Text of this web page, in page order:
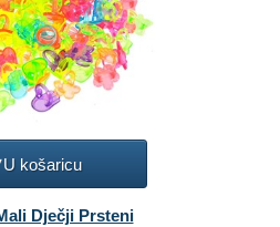
U košaricu
Dječji Prsteni